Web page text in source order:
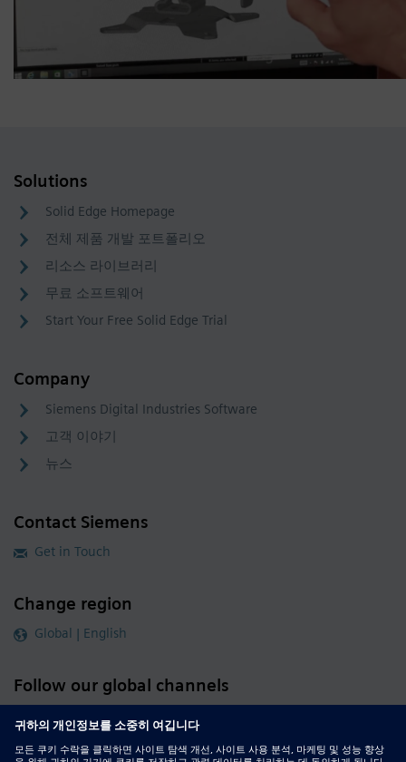
Solutions
Solid Edge Homepage
전체 제품 개발 포트폴리오
리소스 라이브러리
무료 소프트웨어
Start Your Free Solid Edge Trial
Company
Siemens Digital Industries Software
고객 이야기
뉴스
Contact Siemens
Get in Touch
Change region
Global | English
Follow our global channels